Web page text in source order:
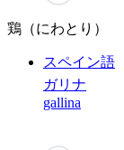
鶏（にわとり）
スペイン語
ガリナ
gallina